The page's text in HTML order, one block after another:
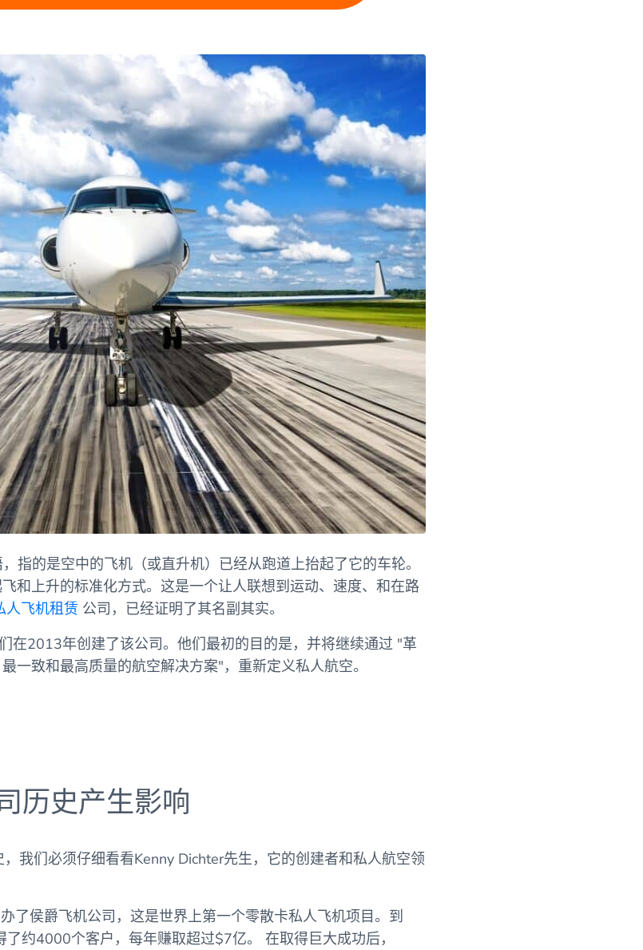
指的是空中的飞机（或直升机）已经从跑道上抬起了它的车轮。
和上升的标准化方式。这是一个让人联想到运动、速度、和在路
人飞机租赁 公司，已经证明了其名副其实。
在2013年创建了该公司。他们最初的目的是，并将继续通过 "革
一致和最高质量的航空解决方案"，重新定义私人航空。
历史产生影响
我们必须仔细看看Kenny Dichter先生，它的创建者和私人航空领
了侯爵飞机公司，这是世界上第一个零散卡私人飞机项目。到
约4000个客户，每年赚取超过$7亿。 在取得巨大成功后，